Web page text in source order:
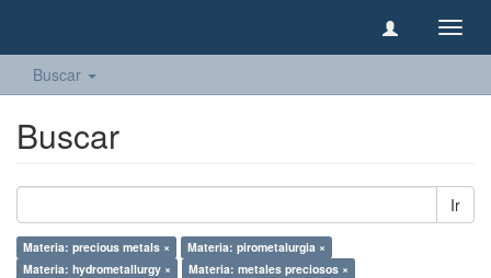
Buscar
Buscar
Ir
Materia: precious metals ×
Materia: pirometalurgia ×
Materia: hydrometallurgy ×
Materia: metales preciosos ×